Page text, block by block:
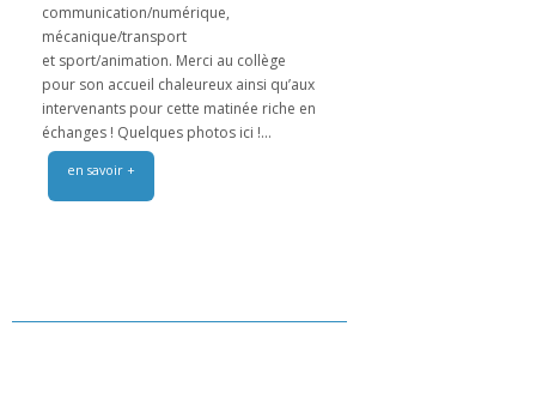
communication/numérique,
mécanique/transport
et sport/animation. Merci au collège
pour son accueil chaleureux ainsi qu’aux
intervenants pour cette matinée riche en
échanges ! Quelques photos ici !...
en savoir +